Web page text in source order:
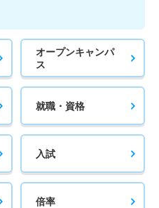
オープンキャンパ
ス
就職・資格
入試
倍率